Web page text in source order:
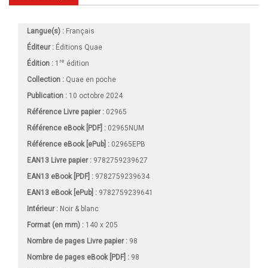
Langue(s) : Français
Éditeur : Éditions Quae
Édition : 1 re édition
Collection : Quae en poche
Publication : 10 octobre 2024
Référence Livre papier : 02965
Référence eBook [PDF] : 02965NUM
Référence eBook [ePub] : 02965EPB
EAN13 Livre papier : 9782759239627
EAN13 eBook [PDF] : 9782759239634
EAN13 eBook [ePub] : 9782759239641
Intérieur : Noir & blanc
Format (en mm) : 140 x 205
Nombre de pages Livre papier: 98
Nombre de pages eBook [PDF] : 98